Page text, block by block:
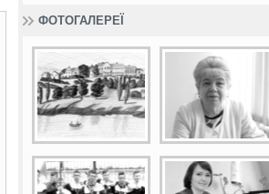
ФОТОГАЛЕРЕЇ